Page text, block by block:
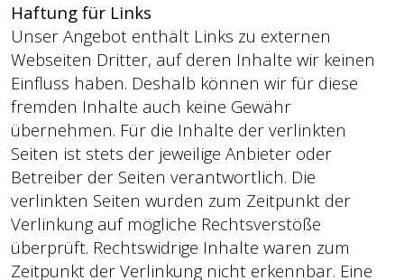
Haftung für Links
Unser Angebot enthält Links zu externen
Webseiten Dritter, auf deren Inhalte wir keinen
Einfluss haben. Deshalb können wir für diese
fremden Inhalte auch keine Gewähr
übernehmen. Für die Inhalte der verlinkten
Seiten ist stets der jeweilige Anbieter oder
Betreiber der Seiten verantwortlich. Die
verlinkten Seiten wurden zum Zeitpunkt der
Verlinkung auf mögliche Rechtsverstöße
überprüft. Rechtswidrige Inhalte waren zum
Zeitpunkt der Verlinkung nicht erkennbar. Eine